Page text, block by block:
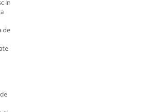
in
de